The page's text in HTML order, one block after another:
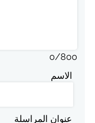
0/800
الاسم
عنوان المراسلة